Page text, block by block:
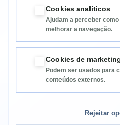
Informação
Categorias
Informação da Loja
Cookies analíticos
Ajudam a perceber
melhorar a navegação.
Cookies de
Podem ser usados para
conteúdos externos.
Rejeitar